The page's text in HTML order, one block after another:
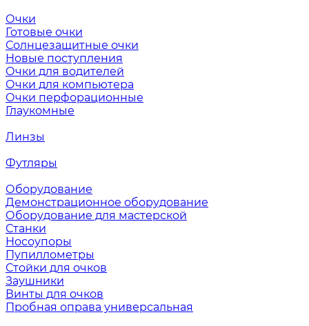
Очки
Готовые очки
Солнцезащитные очки
Новые поступления
Очки для водителей
Очки для компьютера
Очки перфорационные
Глаукомные
Линзы
Футляры
Оборудование
Демонстрационное оборудование
Оборудование для мастерской
Станки
Носоупоры
Пупиллометры
Стойки для очков
Заушники
Винты для очков
Пробная оправа универсальная